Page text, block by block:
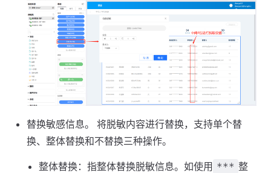
替换敏感信息。 将脱敏内容进行替换，支持单个替
换、整体替换和不替换三种操作。
整体替换：指整体替换脱敏信息。如使用 *** 整